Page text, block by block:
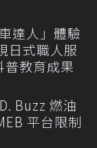
達人」體驗
日式職人服
教育成果
Buzz 燃油
平台限制